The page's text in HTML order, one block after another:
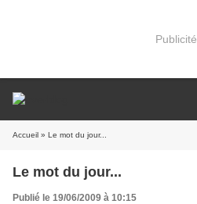
Publicité
Accueil » Le mot du jour...
Le mot du jour...
Publié le 19/06/2009 à 10:15